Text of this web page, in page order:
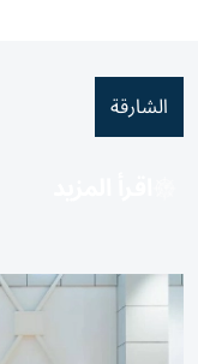
الشارقة